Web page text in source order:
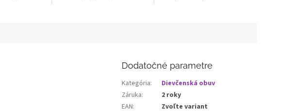
Dodatočné parametre
Kategória:
Dievčenská obuv
Záruka:
2 roky
EAN: Zvoľte variant